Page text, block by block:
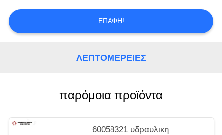
ΕΠΑΦΉ!
ΛΕΠΤΟΜΈΡΕΙΕΣ
παρόμοια προϊόντα
60058321 υδραυλική